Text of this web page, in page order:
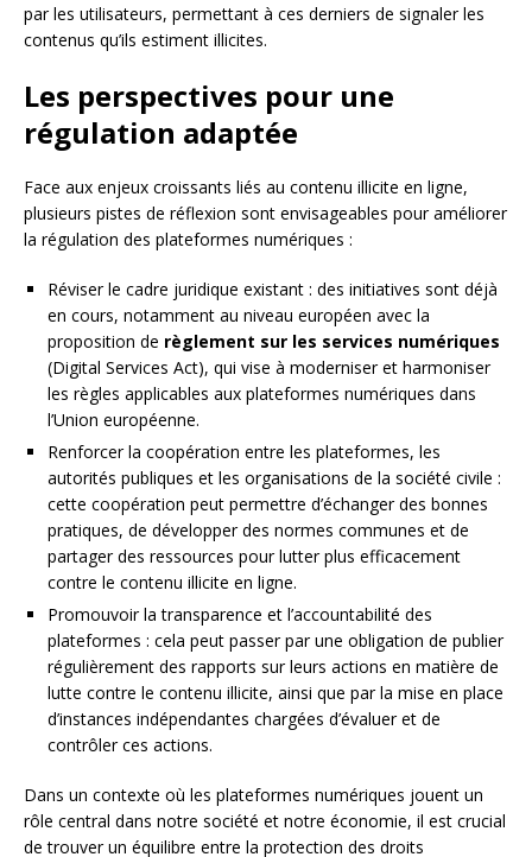
par les utilisateurs, permettant à ces derniers de signaler les
contenus qu’ils estiment illicites.
Les perspectives pour une
régulation adaptée
Face aux enjeux croissants liés au contenu illicite en ligne,
plusieurs pistes de réflexion sont envisageables pour améliorer
la régulation des plateformes numériques :
Réviser le cadre juridique existant : des initiatives sont déjà
en cours, notamment au niveau européen avec la
proposition de règlement sur les services numériques
(Digital Services Act), qui vise à moderniser et harmoniser
les règles applicables aux plateformes numériques dans
l’Union européenne.
Renforcer la coopération entre les plateformes, les
autorités publiques et les organisations de la société civile :
cette coopération peut permettre d’échanger des bonnes
pratiques, de développer des normes communes et de
partager des ressources pour lutter plus efficacement
contre le contenu illicite en ligne.
Promouvoir la transparence et l’accountabilité des
plateformes : cela peut passer par une obligation de publier
régulièrement des rapports sur leurs actions en matière de
lutte contre le contenu illicite, ainsi que par la mise en place
d’instances indépendantes chargées d’évaluer et de
contrôler ces actions.
Dans un contexte où les plateformes numériques jouent un
rôle central dans notre société et notre économie, il est crucial
de trouver un équilibre entre la protection des droits